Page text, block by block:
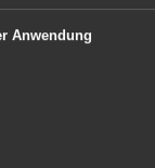
ist unter
Vereine
Anwendung